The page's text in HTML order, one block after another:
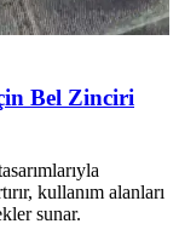
Bel Zinciri
kullanım alanları
sunar.